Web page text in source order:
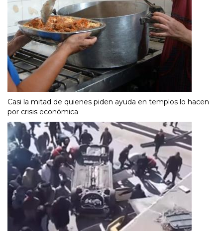
Casi la mitad de quienes piden ayuda en templos lo hacen
por crisis económica